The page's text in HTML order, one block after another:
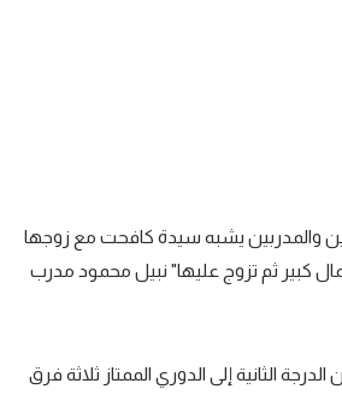
والمدربين يشبه سيدة كافحت مع زوجها
كبير ثم تزوج عليها" نبيل محمود مدرب
الثانية إلى الدوري الممتاز ثلاثة فرق